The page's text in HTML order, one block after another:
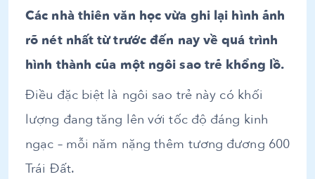
Các nhà thiên văn học vừa ghi lại hình ảnh
rõ nét nhất từ trước đến nay về quá trình
hình thành của một ngôi sao trẻ khổng lồ.
Điều đặc biệt là ngôi sao trẻ này có khối
lượng đang tăng lên với tốc độ đáng kinh
ngạc – mỗi năm nặng thêm tương đương 600
Trái Đất.